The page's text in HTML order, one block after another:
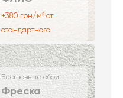
+380 грн/м² от
стандартного
Бесшовные обои
Фреска